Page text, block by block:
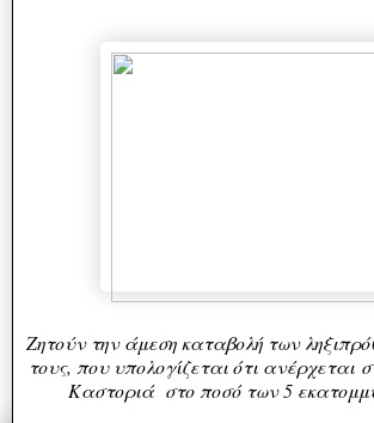
Ζητούν την άμεση καταβολή των
τους, που υπολογίζεται ότι ανέρχεται
Καστοριά στο ποσό των 5